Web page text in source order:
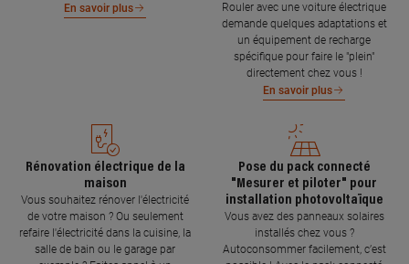
En savoir plus
Rouler avec une voiture électrique
demande quelques adaptations et
un équipement de recharge
spécifique pour faire le "plein"
directement chez vous !
En savoir plus
Rénovation électrique de la
maison
Vous souhaitez rénover l'électricité
de votre maison ? Ou seulement
refaire l'électricité dans la cuisine, la
salle de bain ou le garage par
Pose du pack connecté
"Mesurer et piloter" pour
installation photovoltaïque
Vous avez des panneaux solaires
installés chez vous ?
Autoconsommer facilement, c’est